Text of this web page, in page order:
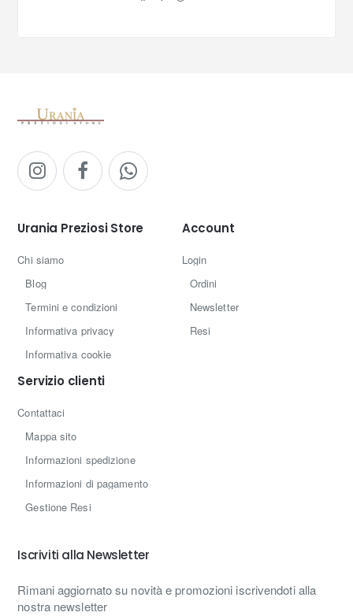
Urania Preziosi Store
Chi siamo
Blog
Termini e condizioni
Informativa privacy
Informativa cookie
Account
Login
Ordini
Newsletter
Resi
Servizio clienti
Contattaci
Mappa sito
Informazioni spedizione
Informazioni di pagamento
Gestione Resi
Iscriviti alla Newsletter
Rimani aggiornato su novità e promozioni iscrivendoti alla
nostra newsletter